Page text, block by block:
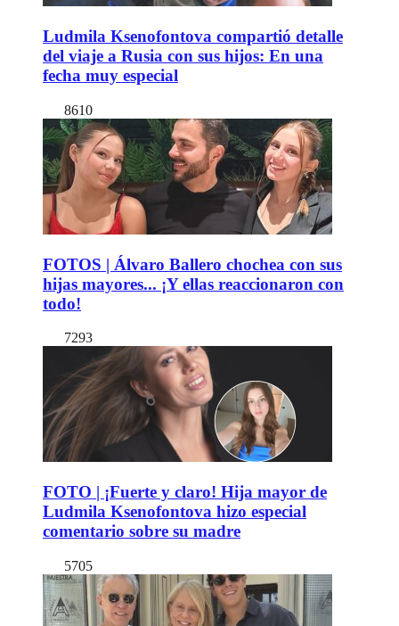
Ludmila Ksenofontova compartió detalle
del viaje a Rusia con sus hijos: En una
fecha muy especial
8610
FOTOS | Álvaro Ballero chochea con sus
hijas mayores... ¡Y ellas reaccionaron con
todo!
7293
FOTO | ¡Fuerte y claro! Hija mayor de
Ludmila Ksenofontova hizo especial
comentario sobre su madre
5705